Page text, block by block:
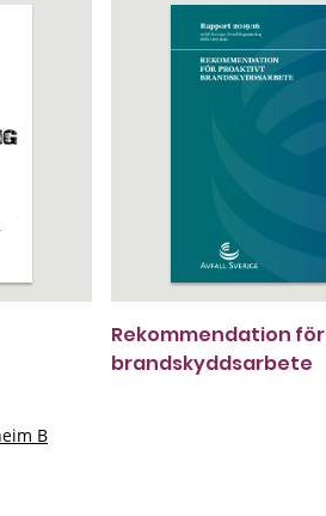
B
Rekommendation
brandskyddsarbete